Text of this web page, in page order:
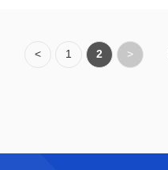
< 1 2 >